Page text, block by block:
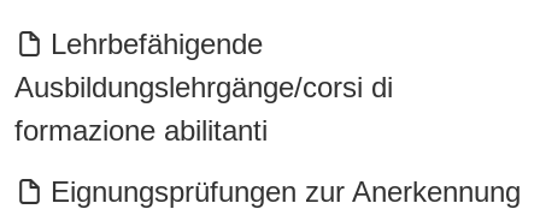
Lehrbefähigende
Ausbildungslehrgänge/corsi di
formazione abilitanti
Eignungsprüfungen zur Anerkennung